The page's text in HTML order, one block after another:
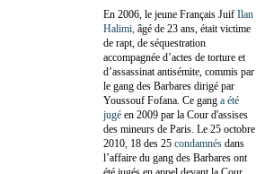
En 2006, le jeune Français Juif Ilan
Halimi, âgé de 23 ans, était victime
de rapt, de séquestration
accompagnée d’actes de torture et
d’assassinat antisémite, commis par
le gang des Barbares dirigé par
Youssouf Fofana. Ce gang a été
jugé en 2009 par la Cour d'assises
des mineurs de Paris. Le 25 octobre
2010, 18 des 25 condamnés dans
l’affaire du gang des Barbares ont